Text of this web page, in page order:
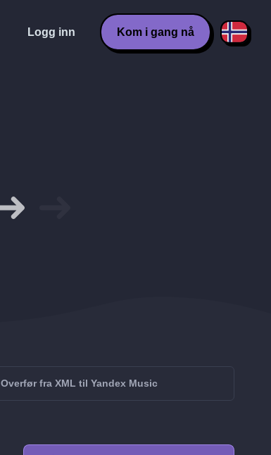
Logg inn Kom i gang nå
Overfør fra XML til Yandex Music